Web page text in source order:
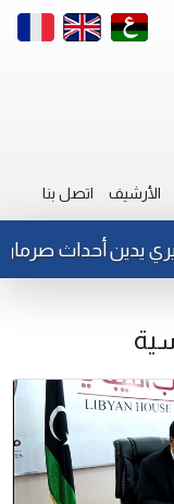
الأرشيف اتصل بنا
أحداث صرمان